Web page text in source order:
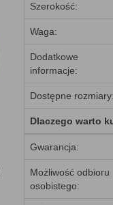
Szerokość:
Waga:
Dodatkowe
informacje:
Dostępne rozmiary:
Dlaczego warto
Gwarancja:
Możliwość odbioru
osobistego: